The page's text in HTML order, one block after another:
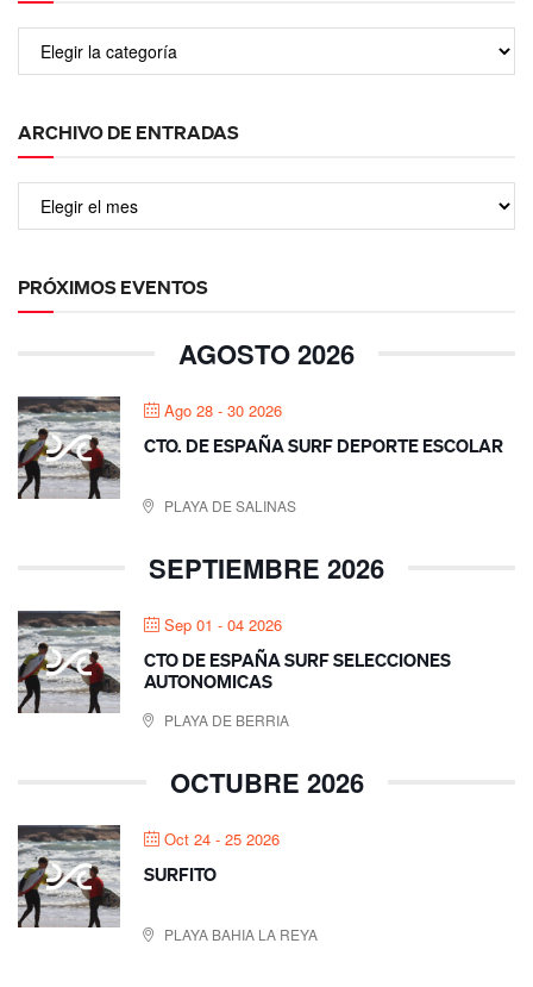
ARCHIVO DE ENTRADAS
PRÓXIMOS EVENTOS
AGOSTO 2026
Ago 28 - 30 2026
CTO. DE ESPAÑA SURF DEPORTE ESCOLAR
PLAYA DE SALINAS
SEPTIEMBRE 2026
Sep 01 - 04 2026
CTO DE ESPAÑA SURF SELECCIONES
AUTONOMICAS
PLAYA DE BERRIA
OCTUBRE 2026
Oct 24 - 25 2026
SURFITO
PLAYA BAHIA LA REYA